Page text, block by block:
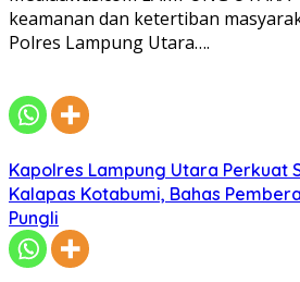
keamanan dan ketertiban
Polres Lampung Utara….
Kapolres Lampung Utara Perkuat
Kalapas Kotabumi, Bahas
Pungli